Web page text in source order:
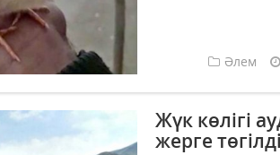
Әлем
Жүк көлігі
жерге төгілді